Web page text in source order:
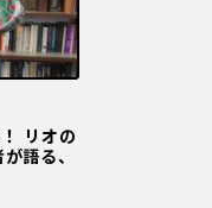
リオの
語る、